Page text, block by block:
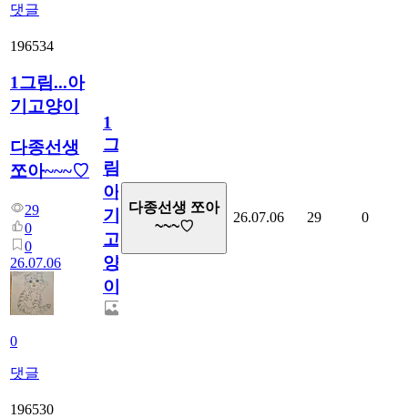
댓글
196534
1그림...아
기고양이
다종선생
쪼아~~~♡
29
0
0
26.07.06
0
댓글
1
그
림...
아
기
고
양
이
다종선생 쪼아
~~~♡
26.07.06 29 0
196530